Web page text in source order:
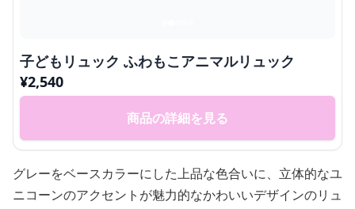
子どもリュック ふわもこアニマルリュック
¥2,540
商品の詳細を見る
グレーをベースカラーにした上品な色合いに、立体的なユ
ニコーンのアクセントが魅力的なかわいいデザインのリュ